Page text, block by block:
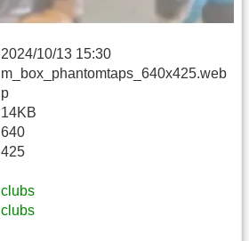
2024/10/13 15:30
m_box_phantomtaps_640x425.web
p
14KB
640
425
clubs
clubs